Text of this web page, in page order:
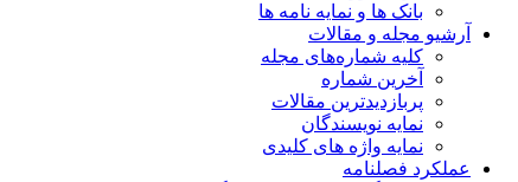
بانک ها و نمایه نامه ها
آرشیو مجله و مقالات
کلیه شماره‌های مجله
آخرین شماره
پربازدیدترین مقالات
نمایه نویسندگان
نمایه واژه های کلیدی
عملکرد فصلنامه